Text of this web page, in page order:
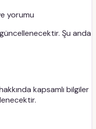
yorumu
Şu anda
kapsamlı bilgiler